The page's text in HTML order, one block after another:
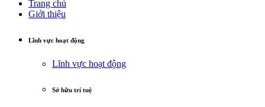
Trang chủ
Giới thiệu
Lĩnh vực hoạt động
Lĩnh vực hoạt động
Sở hữu trí tuệ